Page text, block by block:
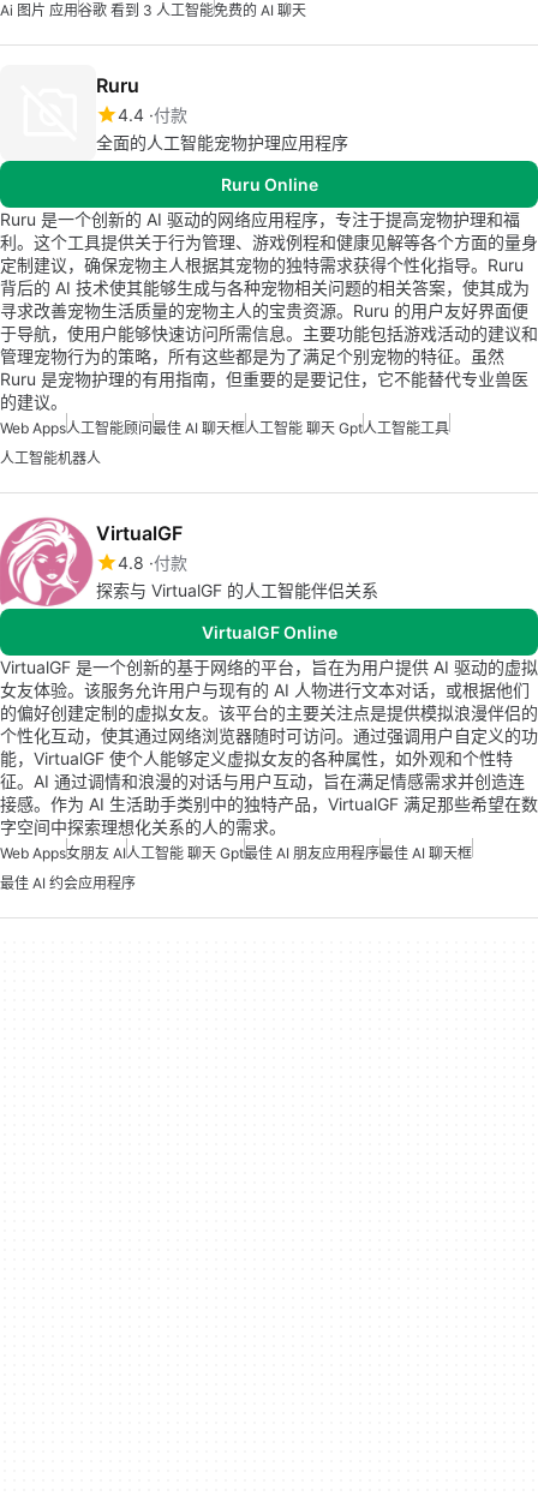
Ai 图片 应用谷歌 看到 3 人工智能免费的 AI 聊天
Ruru
4.4 付款
全面的人工智能宠物护理应用程序
Ruru Online
Ruru 是一个创新的 AI 驱动的网络应用程序，专注于提高宠物护理和福
利。这个工具提供关于行为管理、游戏例程和健康见解等各个方面的量身
定制建议，确保宠物主人根据其宠物的独特需求获得个性化指导。Ruru
背后的 AI 技术使其能够生成与各种宠物相关问题的相关答案，使其成为
寻求改善宠物生活质量的宠物主人的宝贵资源。Ruru 的用户友好界面便
于导航，使用户能够快速访问所需信息。主要功能包括游戏活动的建议和
管理宠物行为的策略，所有这些都是为了满足个别宠物的特征。虽然
Ruru 是宠物护理的有用指南，但重要的是要记住，它不能替代专业兽医
的建议。
Web Apps人工智能顾问最佳 AI 聊天框人工智能 聊天 Gpt人工智能工具
人工智能机器人
VirtualGF
4.8 付款
探索与 VirtualGF 的人工智能伴侣关系
VirtualGF Online
VirtualGF 是一个创新的基于网络的平台，旨在为用户提供 AI 驱动的虚拟
女友体验。该服务允许用户与现有的 AI 人物进行文本对话，或根据他们
的偏好创建定制的虚拟女友。该平台的主要关注点是提供模拟浪漫伴侣的
个性化互动，使其通过网络浏览器随时可访问。通过强调用户自定义的功
能，VirtualGF 使个人能够定义虚拟女友的各种属性，如外观和个性特
征。AI 通过调情和浪漫的对话与用户互动，旨在满足情感需求并创造连
接感。作为 AI 生活助手类别中的独特产品，VirtualGF 满足那些希望在数
字空间中探索理想化关系的人的需求。
Web Apps女朋友 AI人工智能 聊天 Gpt最佳 AI 朋友应用程序最佳 AI 聊天框
最佳 AI 约会应用程序